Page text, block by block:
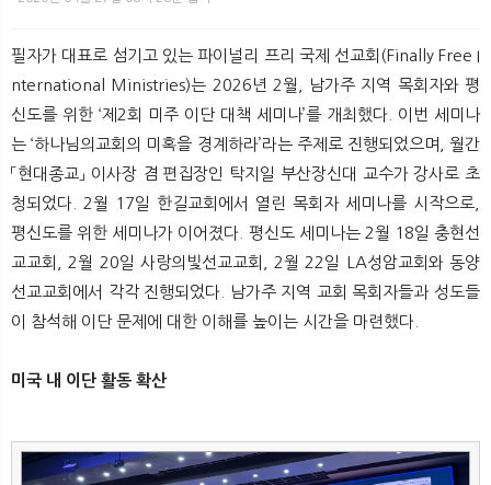
뉴 색
필자가 대표로 섬기고 있는 파이널리 프리 국제 선교회(Finally Free I
nternational Ministries)는 2026년 2월, 남가주 지역 목회자와 평
신도를 위한 ‘제2회 미주 이단 대책 세미나’를 개최했다. 이번 세미나
는 ‘하나님의교회의 미혹을 경계하라’라는 주제로 진행되었으며, 월간
「현대종교」 이사장 겸 편집장인 탁지일 부산장신대 교수가 강사로 초
청되었다. 2월 17일 한길교회에서 열린 목회자 세미나를 시작으로,
평신도를 위한 세미나가 이어졌다. 평신도 세미나는 2월 18일 충현선
교교회, 2월 20일 사랑의빛선교교회, 2월 22일 LA성암교회와 동양
선교교회에서 각각 진행되었다. 남가주 지역 교회 목회자들과 성도들
이 참석해 이단 문제에 대한 이해를 높이는 시간을 마련했다.
미국 내 이단 활동 확산